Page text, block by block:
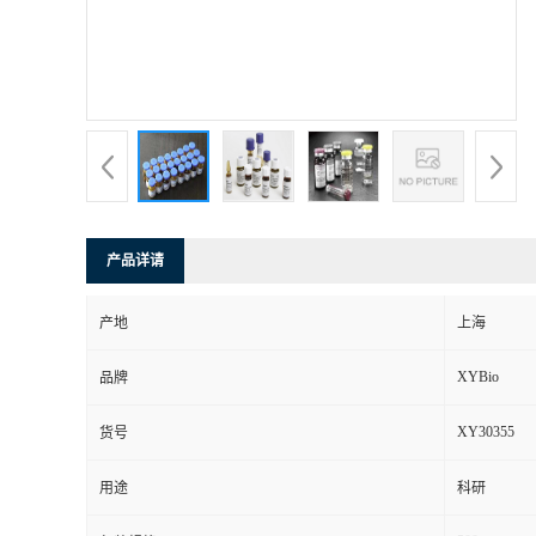
产品详请
产地 上海
品牌 XYBio
货号 XY30355
用途 科研